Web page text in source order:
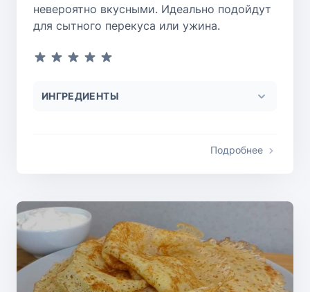
невероятно вкусными. Идеально подойдут
для сытного перекуса или ужина.
ИНГРЕДИЕНТЫ
Подробнее